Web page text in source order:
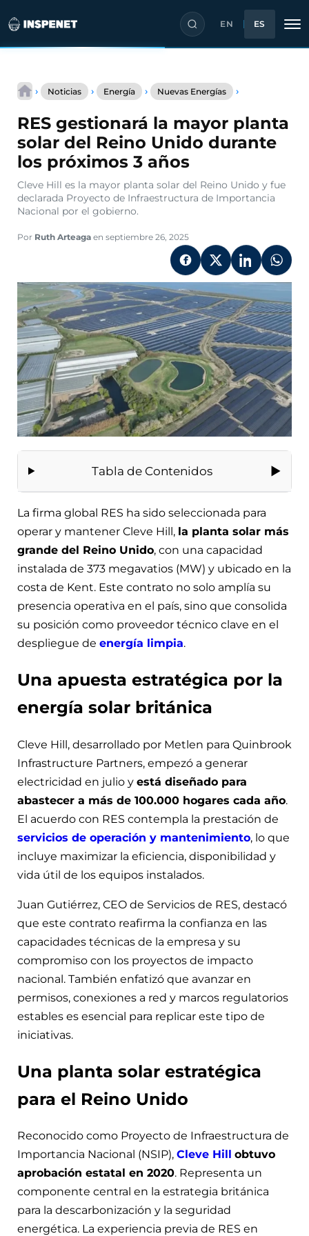
contenido
EN ES
› Noticias › Energía › Nuevas Energías ›
mayor
planta
solar
Unido
durante
años
RES gestionará la mayor planta
solar del Reino Unido durante
los próximos 3 años
Cleve Hill es la mayor planta solar del Reino Unido y fue
declarada Proyecto de Infraestructura de Importancia
Nacional por el gobierno.
Por Ruth Arteaga en septiembre 26, 2025
Tabla de Contenidos
La firma global RES ha sido seleccionada para
operar y mantener Cleve Hill, la planta solar más
grande del Reino Unido, con una capacidad
instalada de 373 megavatios (MW) y ubicado en la
costa de Kent. Este contrato no solo amplía su
presencia operativa en el país, sino que consolida
su posición como proveedor técnico clave en el
despliegue de energía limpia.
Una apuesta estratégica por la
energía solar británica
Cleve Hill, desarrollado por Metlen para Quinbrook
Infrastructure Partners, empezó a generar
electricidad en julio y está diseñado para
abastecer a más de 100.000 hogares cada año.
El acuerdo con RES contempla la prestación de
servicios de operación y mantenimiento, lo que
incluye maximizar la eficiencia, disponibilidad y
vida útil de los equipos instalados.
Juan Gutiérrez, CEO de Servicios de RES, destacó
que este contrato reafirma la confianza en las
capacidades técnicas de la empresa y su
compromiso con los proyectos de impacto
nacional. También enfatizó que avanzar en
permisos, conexiones a red y marcos regulatorios
estables es esencial para replicar este tipo de
iniciativas.
Una planta solar estratégica
para el Reino Unido
Reconocido como Proyecto de Infraestructura de
Importancia Nacional (NSIP), Cleve Hill obtuvo
aprobación estatal en 2020. Representa un
componente central en la estrategia británica
para la descarbonización y la seguridad
energética. La experiencia previa de RES en